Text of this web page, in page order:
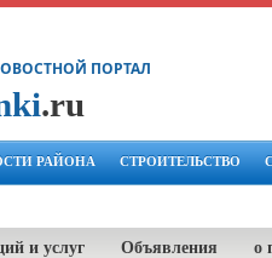
ПОРТАЛ
.ru
РАЙОНА СТРОИТЕЛЬСТВО
и услуг Объявления о